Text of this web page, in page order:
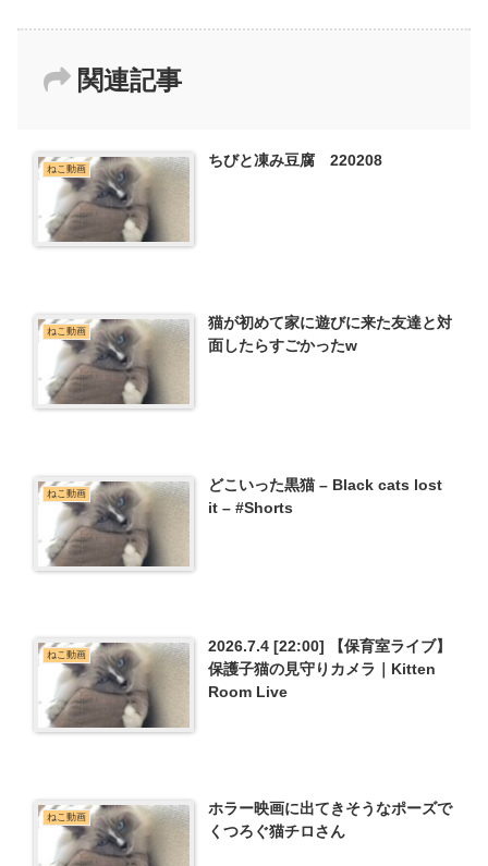
関連記事
ねこ動画 ちびと凍み豆腐 220208
ねこ動画
猫が初めて家に遊びに来た友達と対
面したらすごかったw
ねこ動画
どこいった黒猫 – Black cats lost
it – #Shorts
ねこ動画
2026.7.4 [22:00] 【保育室ライブ】
保護子猫の見守りカメラ｜Kitten
Room Live
ねこ動画
ホラー映画に出てきそうなポーズで
くつろぐ猫チロさん